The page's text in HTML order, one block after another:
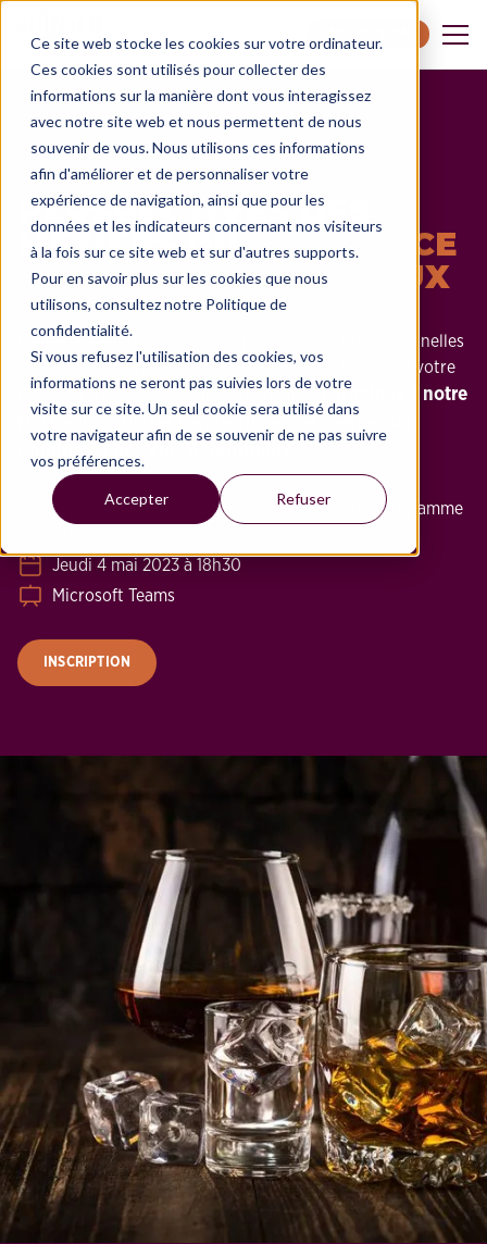
Ce site web stocke les cookies sur votre ordinateur.
Ces cookies sont utilisés pour collecter des
informations sur la manière dont vous interagissez
avec notre site web et nous permettent de nous
souvenir de vous. Nous utilisons ces informations
afin d'améliorer et de personnaliser votre
expérience de navigation, ainsi que pour les
données et les indicateurs concernant nos visiteurs
à la fois sur ce site web et sur d'autres supports.
Pour en savoir plus sur les cookies que nous
utilisons, consultez notre Politique de
confidentialité.
Si vous refusez l'utilisation des cookies, vos
informations ne seront pas suivies lors de votre
visite sur ce site. Un seul cookie sera utilisé dans
votre navigateur afin de se souvenir de ne pas suivre
vos préférences.
Accepter Refuser
MASTERCLASS
PERSPECTIVES DES
MÉTIERS DUCOMMERCE
DES VINS & SPIRITUEUX
Envie de découvrir toutes les perspectives professionnelles
du secteur des vins et spiritueux ? Besoin de nourrir votre
réflexion d'évolution dans ce domaine ?
Participez à notre
Commerce des Vins & Spiritueux.
Animée par Frédéric Mercier, Directeur du programme
Jeudi 4 mai 2023 à 18h30
Microsoft Teams
INSCRIPTION